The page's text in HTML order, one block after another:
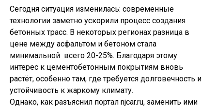
Сегодня ситуация изменилась: современные
технологии заметно ускорили процесс создания
бетонных трасс. В некоторых регионах разница в
цене между асфальтом и бетоном стала
минимальной  всего 20-25%. Благодаря этому
интерес к цементобетонным покрытиям вновь
растёт, особенно там, где требуется долговечность и
устойчивость к жаркому климату.
Однако, как разъяснил портал njcar.ru, заменить ими